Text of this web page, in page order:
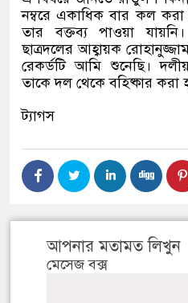
নম্বরে একাধিক বার কল
তার বক্তব্য পাওয়া
ছাত্রদলের আহ্বায়ক
রেকর্ডটি আমি শুনেছি।
তাকে দল থেকে বহিষ্কার করা
ট্যাগস
আপনার মতামত লিখুন
মেসেজ বক্স